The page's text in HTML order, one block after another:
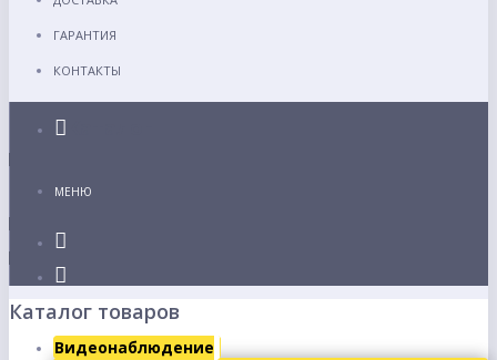
ГАРАНТИЯ
КОНТАКТЫ
МЕНЮ
Каталог товаров
Видеонаблюдение